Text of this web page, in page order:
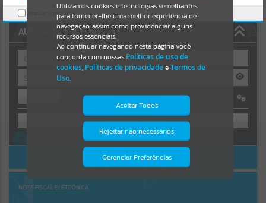
Por favor, aguarde...
NOTÍCIAS
Por favor, aguarde...
Por favor, aguarde...
AUTOATENDIMENTO
OU
Cadastre-se|Recuperar Senha
ACESSAR SEM LOGIN
NOTA FISCAL ELETRÔNICA
Utilizamos cookies e tecnologias semelhantes
para fornecer-lhe uma melhor experiência de
navegação, assim como providenciar alguns
recursos essenciais.
Ao continuar navegando nesta página você
concorda com nossas Políticas de uso de
cookies, Políticas de privacidadeeTermos de
Uso.
Aceitar Todos
Rejeitar não necessários
Gerenciar Preferências
Isto significa que diversos recursos
providenciados poderão não estar
Marcar como lido.